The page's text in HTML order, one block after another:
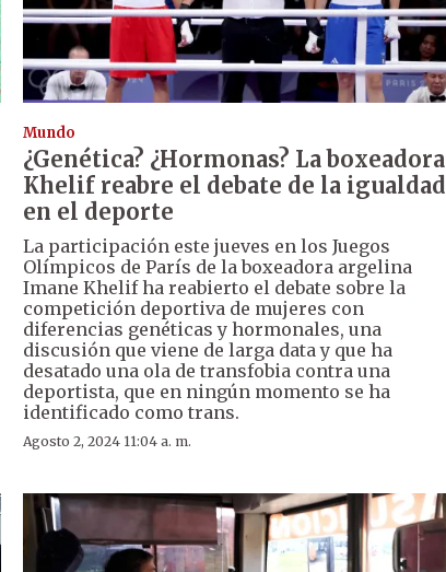
Mundo
¿Genética? ¿Hormonas? La boxeadora
Khelif reabre el debate de la igualdad
en el deporte
La participación este jueves en los Juegos
Olímpicos de París de la boxeadora argelina
Imane Khelif ha reabierto el debate sobre la
competición deportiva de mujeres con
diferencias genéticas y hormonales, una
discusión que viene de larga data y que ha
desatado una ola de transfobia contra una
deportista, que en ningún momento se ha
identificado como trans.
Agosto 2, 2024 11:04 a. m.